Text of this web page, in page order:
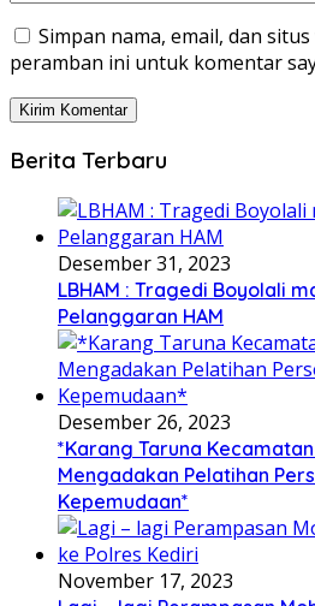
Simpan nama, email, dan
peramban ini untuk komentar
Berita Terbaru
Desember 31, 2023
LBHAM : Tragedi Boyolali
Pelanggaran HAM
Desember 26, 2023
*Karang Taruna
Mengadakan Pelatihan
Kepemudaan*
November 17, 2023